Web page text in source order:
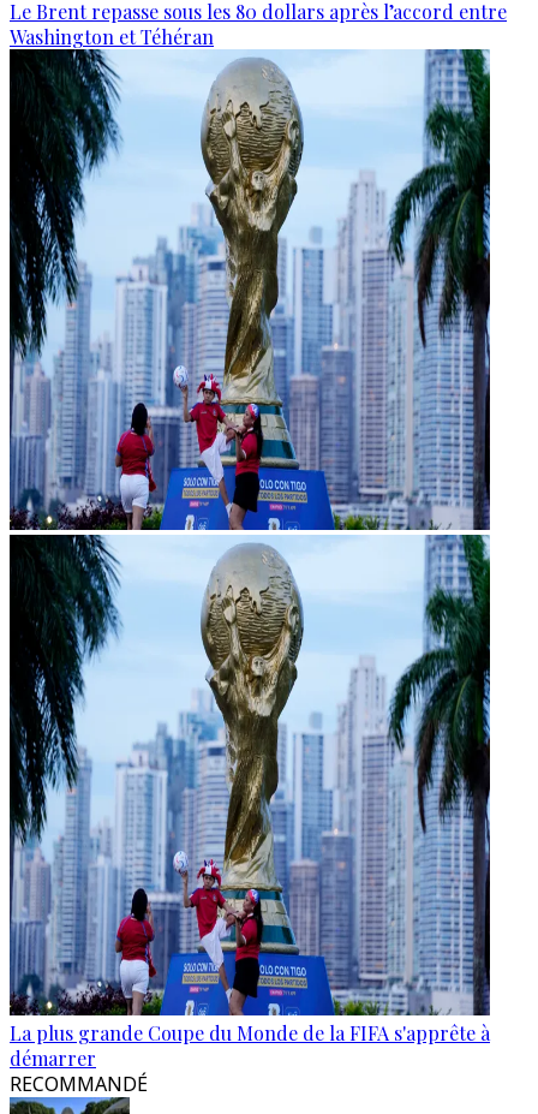
Le Brent repasse sous les 80 dollars après l’accord entre
Washington et Téhéran
La plus grande Coupe du Monde de la FIFA s'apprête à
démarrer
RECOMMANDÉ